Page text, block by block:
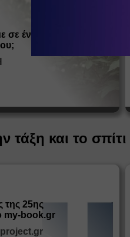
σε ένα παιδί να
τάξη και το σπίτι
της 25ης
my-book.gr